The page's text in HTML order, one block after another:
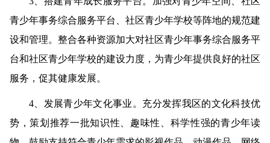
青少年事务综合服务平台、社区青少年学校等阵地的规范建
设和管理。整合各种资源加大对社区青少年事务综合服务平
台和社区青少年学校的建设力度，为青少年提供良好的社区
服务，促其健康发展。
4 、发展青少年文化事业。 充分发挥我区的文化科技优
势，策划推荐一批知识性、趣味性、科学性强的青少年读